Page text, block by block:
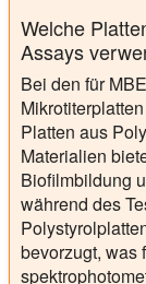
Welche
Assays
Bei den für
Platten aus
Materialien
Biofilmbildung
während des
bevorzugt, was